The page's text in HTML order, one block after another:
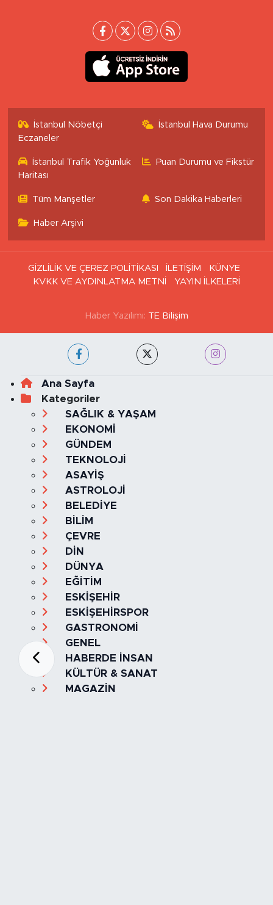
İstanbul Nöbetçi
Eczaneler
İstanbul Hava Durumu
İstanbul Trafik Yoğunluk
Haritası
Puan Durumu ve Fikstür
Tüm Manşetler Son Dakika Haberleri
Haber Arşivi
GİZLİLİK VE ÇEREZ POLİTİKASI İLETİŞİM
KÜNYE
KVKK VE AYDINLATMA METNİ
YAYIN İLKELERİ
Haber Yazılımı: TE Bilişim
Ana Sayfa
Kategoriler
SAĞLIK & YAŞAM
EKONOMİ
GÜNDEM
TEKNOLOJİ
ASAYİŞ
ASTROLOJİ
BELEDİYE
BİLİM
ÇEVRE
DİN
DÜNYA
EĞİTİM
ESKİŞEHİR
ESKİŞEHİRSPOR
GASTRONOMİ
GENEL
HABERDE İNSAN
KÜLTÜR & SANAT
MAGAZİN